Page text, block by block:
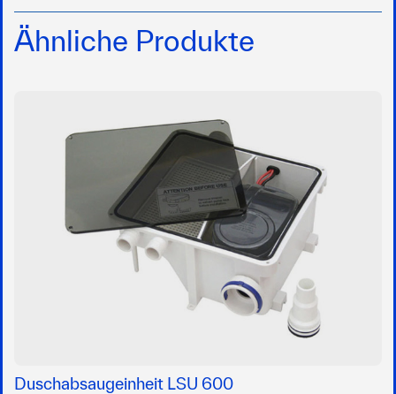
Ähnliche Produkte
Duschabsaugeinheit LSU 600